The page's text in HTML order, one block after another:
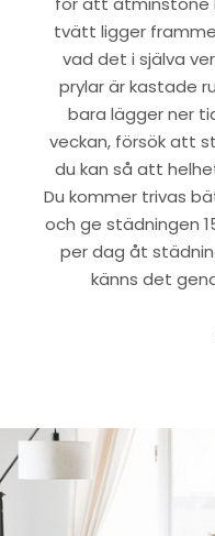
tvätt ligger
vad det i själva
prylar är kastade
bara lägger ner
veckan, försök att
du kan så att
Du kommer trivas
och ge städningen
per dag åt
känns det